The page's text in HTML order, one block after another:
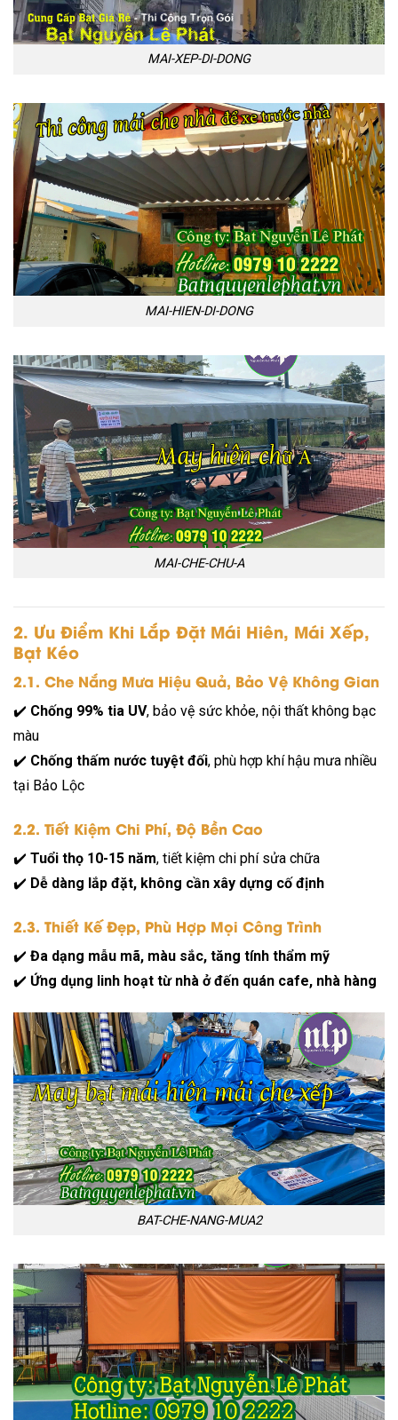
MAI-XEP-DI-DONG
MAI-HIEN-DI-DONG
MAI-CHE-CHU-A
2. Ưu Điểm Khi Lắp Đặt Mái Hiên, Mái Xếp,
Bạt Kéo
2.1. Che Nắng Mưa Hiệu Quả, Bảo Vệ Không Gian
✔️ Chống 99% tia UV, bảo vệ sức khỏe, nội thất không bạc
màu
✔️ Chống thấm nước tuyệt đối, phù hợp khí hậu mưa nhiều
tại Bảo Lộc
2.2. Tiết Kiệm Chi Phí, Độ Bền Cao
✔️ Tuổi thọ 10-15 năm, tiết kiệm chi phí sửa chữa
✔️ Dễ dàng lắp đặt, không cần xây dựng cố định
2.3. Thiết Kế Đẹp, Phù Hợp Mọi Công Trình
✔️ Đa dạng mẫu mã, màu sắc, tăng tính thẩm mỹ
✔️ Ứng dụng linh hoạt từ nhà ở đến quán cafe, nhà hàng
BAT-CHE-NANG-MUA2